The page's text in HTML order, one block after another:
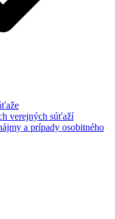
verejných súťaží
a prípady osobitného